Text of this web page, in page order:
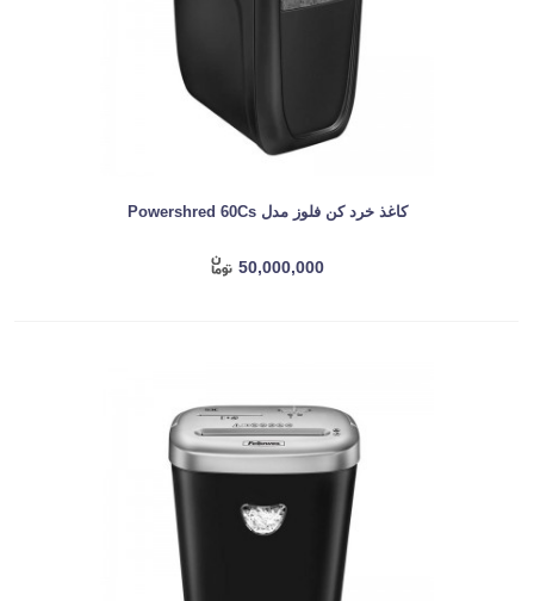
کاغذ خرد کن فلوز مدل Powershred 60Cs
50,000,000